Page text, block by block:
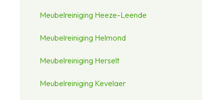
Meubelreiniging Heeze-Leende
Meubelreiniging Helmond
Meubelreiniging Herselt
Meubelreiniging Kevelaer